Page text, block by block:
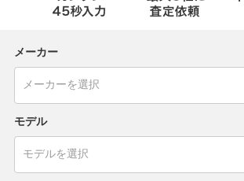
メーカー
モデル